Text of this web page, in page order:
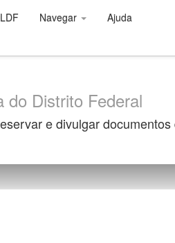
Navegar Ajuda
do Distrito Federal
e divulgar